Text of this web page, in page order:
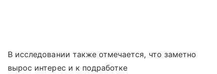
В исследовании также отмечается, что заметно
вырос интерес и к подработке